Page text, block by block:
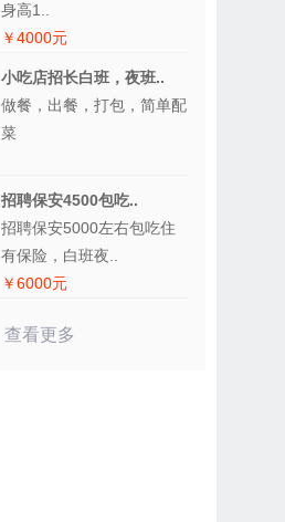
身高1..
￥4000元
小吃店招长白班，夜班..
做餐，出餐，打包，简单配
菜
招聘保安4500包吃..
招聘保安5000左右包吃住
有保险，白班夜..
￥6000元
查看更多